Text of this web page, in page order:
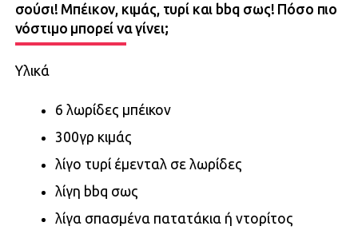
σούσι! Μπέικον, κιμάς, τυρί και bbq σως! Πόσο πιο
νόστιμο μπορεί να γίνει;
Υλικά
6 λωρίδες μπέικον
300γρ κιμάς
λίγο τυρί έμενταλ σε λωρίδες
λίγη bbq σως
λίγα σπασμένα πατατάκια ή ντορίτος